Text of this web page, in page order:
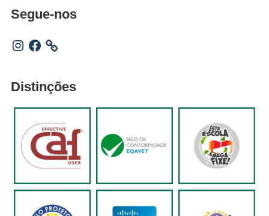
Segue-nos
Instagram
Facebook
Distinções